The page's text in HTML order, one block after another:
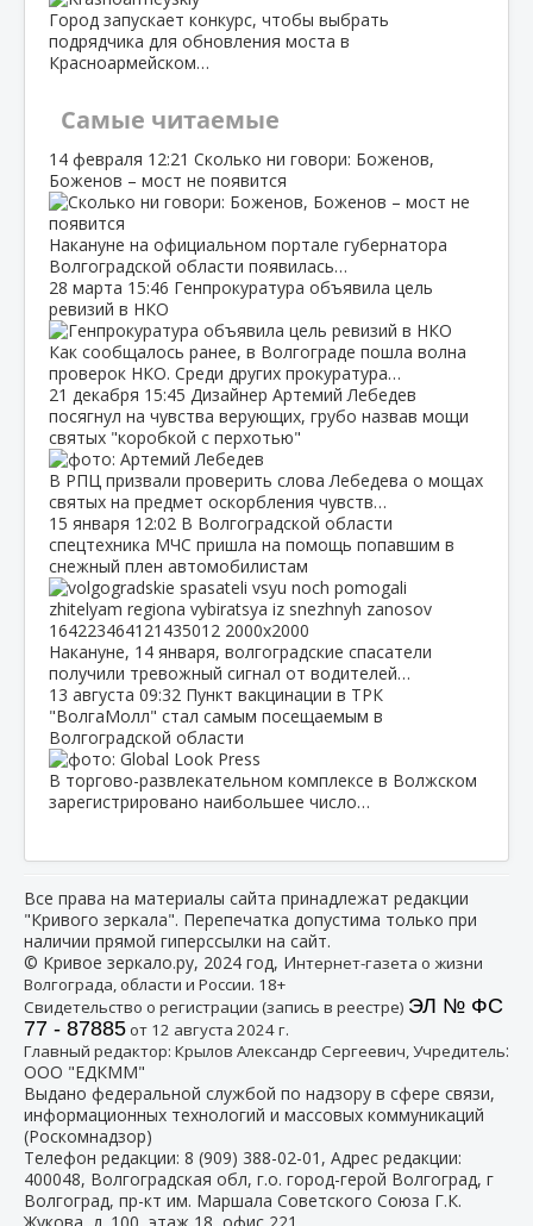
Город запускает конкурс, чтобы выбрать
подрядчика для обновления моста в
Красноармейском…
Самые читаемые
14 февраля 12:21 Сколько ни говори: Боженов,
Боженов – мост не появится
Накануне на официальном портале губернатора
Волгоградской области появилась…
28 марта 15:46 Генпрокуратура объявила цель
ревизий в НКО
Как сообщалось ранее, в Волгограде пошла волна
проверок НКО. Среди других прокуратура…
21 декабря 15:45 Дизайнер Артемий Лебедев
посягнул на чувства верующих, грубо назвав мощи
святых "коробкой с перхотью"
В РПЦ призвали проверить слова Лебедева о мощах
святых на предмет оскорбления чувств…
15 января 12:02 В Волгоградской области
спецтехника МЧС пришла на помощь попавшим в
снежный плен автомобилистам
Накануне, 14 января, волгоградские спасатели
получили тревожный сигнал от водителей…
13 августа 09:32 Пункт вакцинации в ТРК
"ВолгаМолл" стал самым посещаемым в
Волгоградской области
В торгово-развлекательном комплексе в Волжском
зарегистрировано наибольшее число…
Все права на материалы сайта принадлежат редакции
"Кривого зеркала". Перепечатка допустима только при
наличии прямой гиперссылки на сайт.
© Кривое зеркало.ру, 2024 год, Интернет-газета о жизни
Волгограда, области и России. 18+
Свидетельство о регистрации (запись в реестре) ЭЛ № ФС
77 - 87885от 12 августа 2024 г.
Главный редактор: Крылов Александр Сергеевич, Учредитель:
ООО "ЕДКММ"
Выдано федеральной службой по надзору в сфере связи,
информационных технологий и массовых коммуникаций
(Роскомнадзор)
Телефон редакции: 8 (909) 388-02-01 , Адрес редакции:
400048, Волгоградская обл, г.о. город-герой Волгоград, г
Волгоград, пр-кт им. Маршала Советского Союза Г.К.